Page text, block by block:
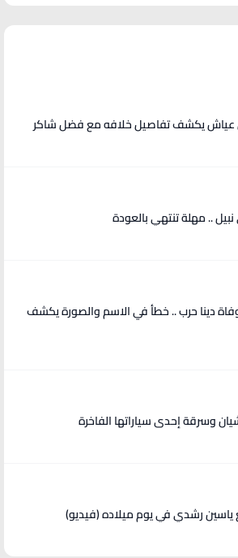
القصة الكاملة لشائعة وفاة دينا حرب .. خطأ في الاسم والصورة يكشف
وسرقة إحدى سياراتها الفاخرة
رشدي في يوم ميلاده (فيديو)